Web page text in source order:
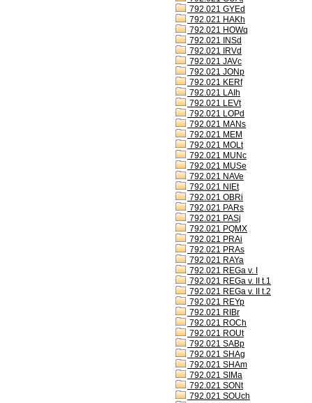
792.021 GYEd
792.021 HAKh
792.021 HOWq
792.021 INSd
792.021 IRVd
792.021 JAVc
792.021 JONp
792.021 KERf
792.021 LAIh
792.021 LEVt
792.021 LOPd
792.021 MANs
792.021 MEM
792.021 MOLt
792.021 MUNc
792.021 MUSe
792.021 NAVe
792.021 NIEt
792.021 OBRi
792.021 PARs
792.021 PASj
792.021 PQMX
792.021 PRAi
792.021 PRAs
792.021 RAYa
792.021 REGa v. I
792.021 REGa v. II t.1
792.021 REGa v. II t.2
792.021 REYp
792.021 RIBr
792.021 ROCh
792.021 ROUt
792.021 SABp
792.021 SHAg
792.021 SHAm
792.021 SIMa
792.021 SONt
792.021 SOUch